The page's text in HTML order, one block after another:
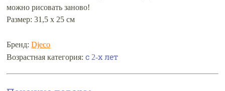
можно рисовать заново!
Размер: 31,5 х 25 см
Бренд:Djeco
Возрастная категория:с 2-х лет